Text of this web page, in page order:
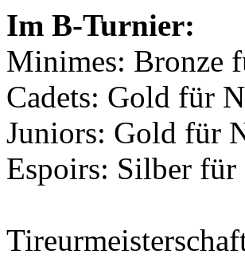
Im B-Turnier:
Minimes: Bronze
Cadets: Gold für
Juniors: Gold für
Espoirs: Silber für